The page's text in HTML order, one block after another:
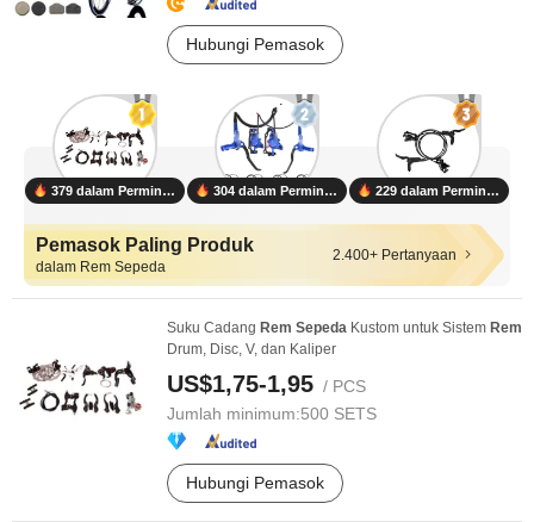
Hubungi Pemasok
379 dalam Permintaan 304 dalam Permintaan 229 dalam Permintaan
Pemasok Paling Produk
dalam Rem Sepeda
2.400+ Pertanyaan
Suku Cadang Rem Sepeda Kustom untuk Sistem Rem
Drum, Disc, V, dan Kaliper
US$1,75-1,95 / PCS
Jumlah minimum:500 SETS
Hubungi Pemasok